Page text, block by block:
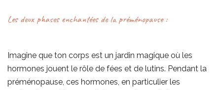
Les deux phases enchantées de la préménopause :
Imagine que ton corps est un jardin magique où les
hormones jouent le rôle de fées et de lutins. Pendant la
préménopause, ces hormones, en particulier les